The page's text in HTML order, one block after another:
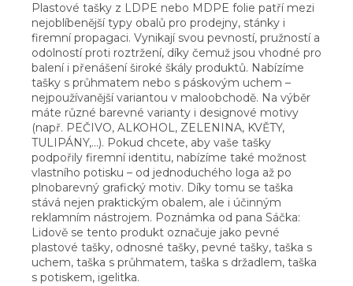
Plastové tašky z LDPE nebo MDPE folie patří mezi
nejoblíbenější typy obalů pro prodejny, stánky i
firemní propagaci. Vynikají svou pevností, pružností a
odolností proti roztržení, díky čemuž jsou vhodné pro
balení i přenášení široké škály produktů. Nabízíme
tašky s průhmatem nebo s páskovým uchem –
nejpoužívanější variantou v maloobchodě. Na výběr
máte různé barevné varianty i designové motivy
(např. PEČIVO, ALKOHOL, ZELENINA, KVĚTY,
TULIPÁNY,...). Pokud chcete, aby vaše tašky
podpořily firemní identitu, nabízíme také možnost
vlastního potisku – od jednoduchého loga až po
plnobarevný grafický motiv. Díky tomu se taška
stává nejen praktickým obalem, ale i účinným
reklamním nástrojem. Poznámka od pana Sáčka:
Lidově se tento produkt označuje jako pevné
plastové tašky, odnosné tašky, pevné tašky, taška s
uchem, taška s průhmatem, taška s držadlem, taška
s potiskem, igelitka.